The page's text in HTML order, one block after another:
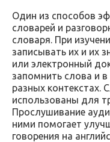
Один из способов
словарей и
словаря. При
записывать их и их
или электронный
запомнить слова и
разных контекстах.
использованы для
Прослушивание
ними помогает
говорения на